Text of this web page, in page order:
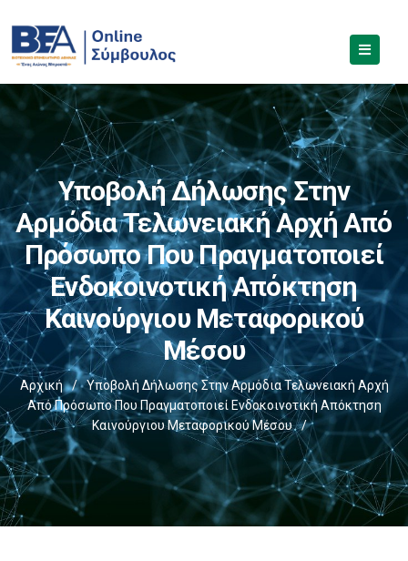
Υποβολή Δήλωσης Στην
Αρμόδια Τελωνειακή Αρχή Από
Πρόσωπο Που Πραγματοποιεί
Ενδοκοινοτική Απόκτηση
Καινούργιου Μεταφορικού
Μέσου
Αρχική /
Υποβολή Δήλωσης Στην Αρμόδια Τελωνειακή Αρχή
Από Πρόσωπο Που Πραγματοποιεί Ενδοκοινοτική Απόκτηση
Καινούργιου Μεταφορικού Μέσου
/